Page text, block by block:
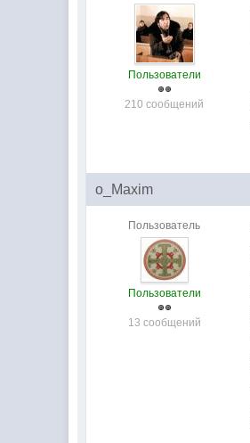
Пользователи
210 сообщений
o_Maxim
Пользователь
Пользователи
13 сообщений